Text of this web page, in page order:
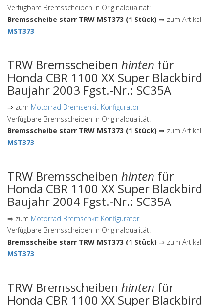
Verfügbare Bremsscheiben in Originalqualität:
Bremsscheibe starr TRW MST373 (1 Stück) ⇒ zum Artikel
MST373
TRW Bremsscheiben hinten für
Honda CBR 1100 XX Super Blackbird
Baujahr 2003 Fgst.-Nr.: SC35A
⇒ zum Motorrad Bremsenkit Konfigurator
Verfügbare Bremsscheiben in Originalqualität:
Bremsscheibe starr TRW MST373 (1 Stück) ⇒ zum Artikel
MST373
TRW Bremsscheiben hinten für
Honda CBR 1100 XX Super Blackbird
Baujahr 2004 Fgst.-Nr.: SC35A
⇒ zum Motorrad Bremsenkit Konfigurator
Verfügbare Bremsscheiben in Originalqualität:
Bremsscheibe starr TRW MST373 (1 Stück) ⇒ zum Artikel
MST373
TRW Bremsscheiben hinten für
Honda CBR 1100 XX Super Blackbird